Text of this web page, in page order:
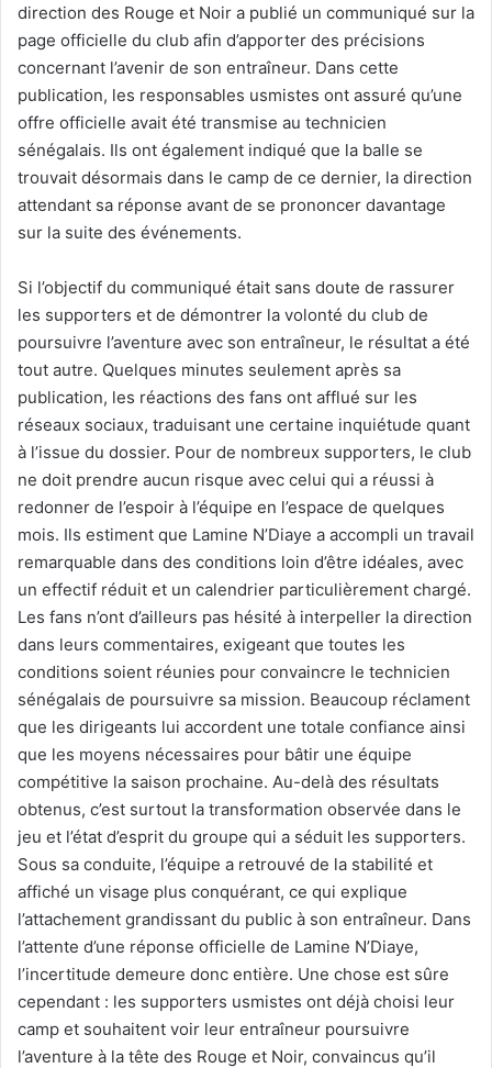
direction des Rouge et Noir a publié un communiqué sur la
page officielle du club afin d’apporter des précisions
concernant l’avenir de son entraîneur. Dans cette
publication, les responsables usmistes ont assuré qu’une
offre officielle avait été transmise au technicien
sénégalais. Ils ont également indiqué que la balle se
trouvait désormais dans le camp de ce dernier, la direction
attendant sa réponse avant de se prononcer davantage
sur la suite des événements.
Si l’objectif du communiqué était sans doute de rassurer
les supporters et de démontrer la volonté du club de
poursuivre l’aventure avec son entraîneur, le résultat a été
tout autre. Quelques minutes seulement après sa
publication, les réactions des fans ont afflué sur les
réseaux sociaux, traduisant une certaine inquiétude quant
à l’issue du dossier. Pour de nombreux supporters, le club
ne doit prendre aucun risque avec celui qui a réussi à
redonner de l’espoir à l’équipe en l’espace de quelques
mois. Ils estiment que Lamine N’Diaye a accompli un travail
remarquable dans des conditions loin d’être idéales, avec
un effectif réduit et un calendrier particulièrement chargé.
Les fans n’ont d’ailleurs pas hésité à interpeller la direction
dans leurs commentaires, exigeant que toutes les
conditions soient réunies pour convaincre le technicien
sénégalais de poursuivre sa mission. Beaucoup réclament
que les dirigeants lui accordent une totale confiance ainsi
que les moyens nécessaires pour bâtir une équipe
compétitive la saison prochaine. Au-delà des résultats
obtenus, c’est surtout la transformation observée dans le
jeu et l’état d’esprit du groupe qui a séduit les supporters.
Sous sa conduite, l’équipe a retrouvé de la stabilité et
affiché un visage plus conquérant, ce qui explique
l’attachement grandissant du public à son entraîneur. Dans
l’attente d’une réponse officielle de Lamine N’Diaye,
l’incertitude demeure donc entière. Une chose est sûre
cependant : les supporters usmistes ont déjà choisi leur
camp et souhaitent voir leur entraîneur poursuivre
l’aventure à la tête des Rouge et Noir, convaincus qu’il